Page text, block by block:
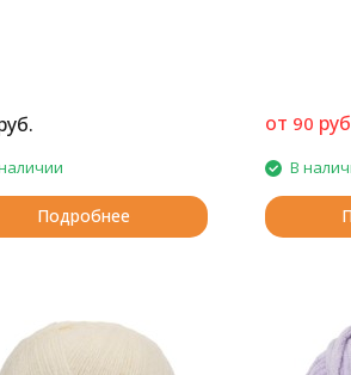
Подробнее
от 90
В